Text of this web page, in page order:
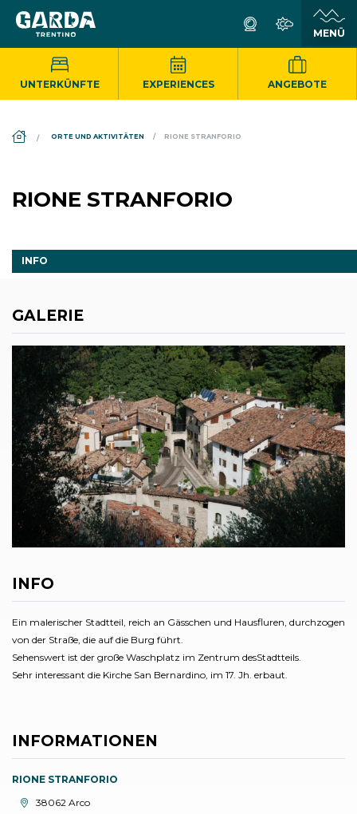
UNTERKÜNFTE EXPERIENCES ANGEBOTE
ORTE UND AKTIVITÄTEN RIONE STRANFORIO
RIONE STRANFORIO
INFO
GALERIE
INFO
Ein malerischer Stadtteil, reich an Gässchen und Hausfluren, durchzogen
von der Straße, die auf die Burg führt.
Sehenswert ist der große Waschplatz im Zentrum desStadtteils.
Sehr interessant die Kirche San Bernardino, im 17. Jh. erbaut.
INFORMATIONEN
RIONE STRANFORIO
aria.location:
38062 Arco